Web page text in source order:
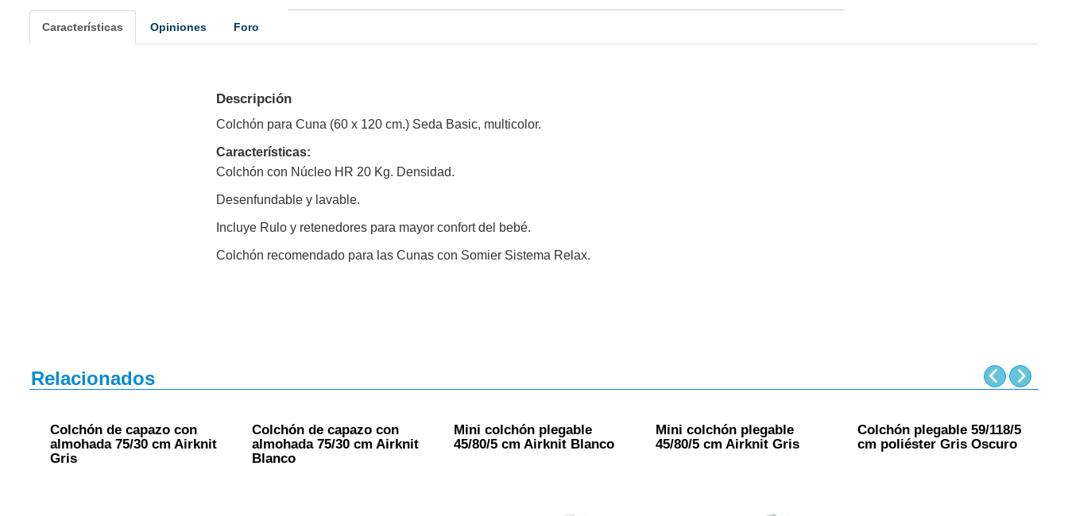
Características Opiniones Foro
Descripción
Colchón para Cuna (60 x 120 cm.) Seda Basic, multicolor.
Características:
Colchón con Núcleo HR 20 Kg. Densidad.
Desenfundable y lavable.
Incluye Rulo y retenedores para mayor confort del bebé.
Colchón recomendado para las Cunas con Somier Sistema Relax.
Relacionados
Colchón de capazo con
almohada 75/30 cm Airknit
Gris
Colchón de capazo con
almohada 75/30 cm Airknit
Blanco
Mini colchón plegable
45/80/5 cm Airknit Blanco
Mini colchón plegable
45/80/5 cm Airknit Gris
Colchón plegable 59/118/5
cm poliéster Gris Oscuro